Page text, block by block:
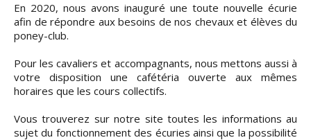
En 2020, nous avons inauguré une toute nouvelle écurie
afin de répondre aux besoins de nos chevaux et élèves du
poney-club.
Pour les cavaliers et accompagnants, nous mettons aussi à
votre disposition une cafétéria ouverte aux mêmes
horaires que les cours collectifs.
Vous trouverez sur notre site toutes les informations au
sujet du fonctionnement des écuries ainsi que la possibilité